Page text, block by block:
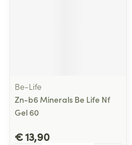
Be-Life
Zn-b6 Minerals Be Life Nf
Gel 60
€ 13,90